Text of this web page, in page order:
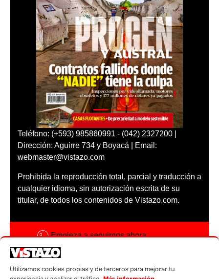
Teléfono: (+593) 985860991 - (042) 2327200 |
Dirección: Aguirre 734 y Boyacá | Email:
webmaster@vistazo.com
Prohibida la reproducción total, parcial y traducción a
cualquier idioma, sin autorización escrita de su
titular, de todos los contenidos de Vistazo.com.
Empieza a seguirnos ahora
Código ética
Utilizamos cookies propias y de terceros para mejorar tu